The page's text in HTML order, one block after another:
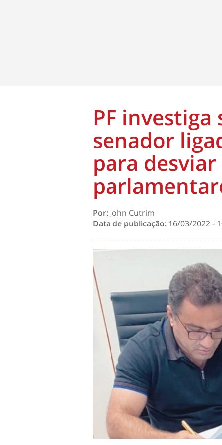
PF investiga
senador
para
Por: John Cutrim
Data de publicação: 16/03/2022 -